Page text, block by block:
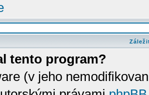
tento program?
(v jeho